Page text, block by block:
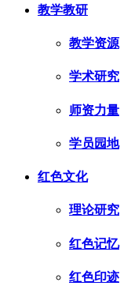
教学教研
教学资源
学术研究
师资力量
学员园地
红色文化
理论研究
红色记忆
红色印迹